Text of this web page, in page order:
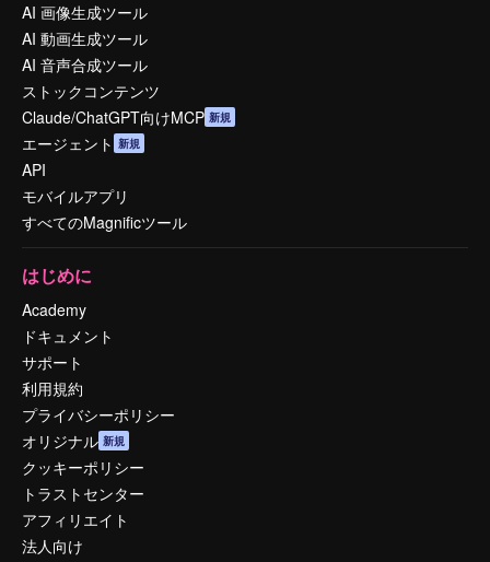
AI 画像生成ツール
AI 動画生成ツール
AI 音声合成ツール
ストックコンテンツ
Claude/ChatGPT向けMCP 新規
エージェント 新規
API
モバイルアプリ
すべてのMagnificツール
はじめに
Academy
ドキュメント
サポート
利用規約
プライバシーポリシー
オリジナル 新規
クッキーポリシー
トラストセンター
アフィリエイト
法人向け